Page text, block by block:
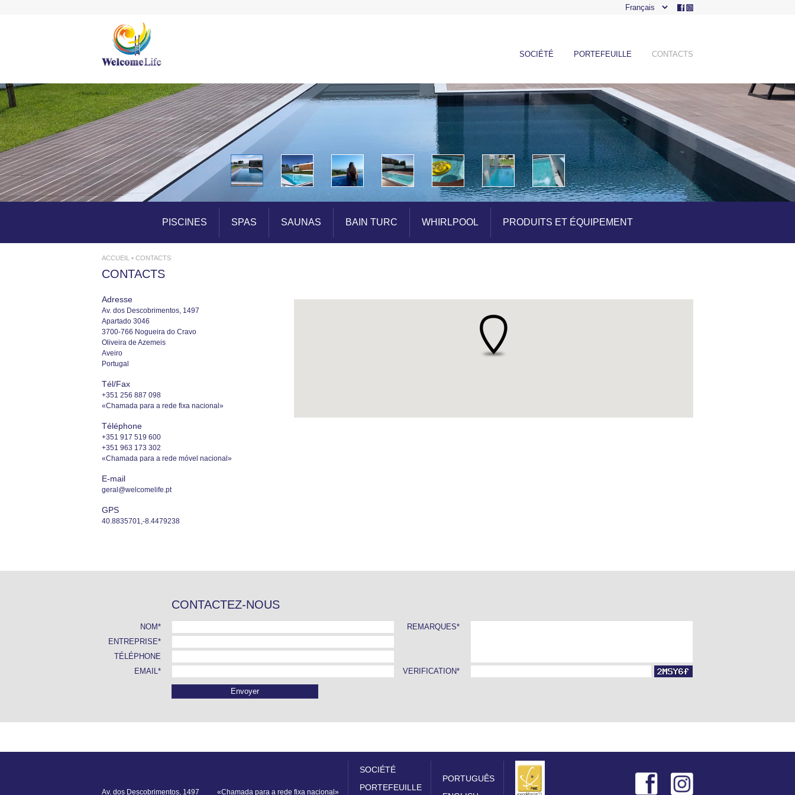
SOCIÉTÉ PORTEFEUILLE CONTACTS
PISCINES SPAS SAUNAS BAIN TURC WHIRLPOOL PRODUITS ET ÉQUIPEMENT
ACCUEIL • CONTACTS
CONTACTS
Adresse
Av. dos Descobrimentos, 1497
Apartado 3046
3700-766 Nogueira do Cravo
Oliveira de Azemeis
Aveiro
Portugal
Tél/Fax
+351 256 887 098
«Chamada para a rede fixa nacional»
Téléphone
+351 917 519 600
+351 963 173 302
«Chamada para a rede móvel nacional»
E-mail
geral@welcomelife.pt
GPS
40.8835701,-8.4479238
CONTACTEZ-NOUS
NOM*
ENTREPRISE*
TÉLÉPHONE
EMAIL*
REMARQUES*
VERIFICATION*
Av. dos Descobrimentos, 1497 «Chamada para a rede fixa nacional»
SOCIÉTÉ
PORTEFEUILLE
PORTUGUÊS